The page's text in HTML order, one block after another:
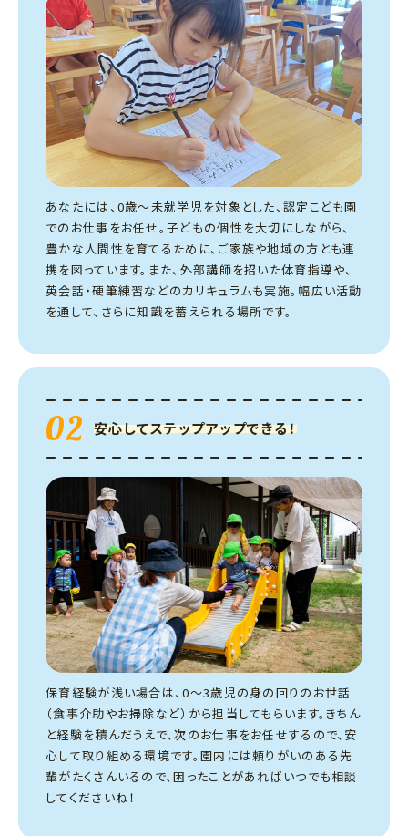
あなたには、0歳〜未就学児を対象とした、認定こども園
でのお仕事をお任せ。子どもの個性を大切にしながら、
豊かな人間性を育てるために、ご家族や地域の方とも連
携を図っています。また、外部講師を招いた体育指導や、
英会話・硬筆練習などのカリキュラムも実施。幅広い活動
を通して、さらに知識を蓄えられる場所です。
02 安心してステップアップできる！
保育経験が浅い場合は、0〜3歳児の身の回りのお世話
（食事介助やお掃除など）から担当してもらいます。きちん
と経験を積んだうえで、次のお仕事をお任せするので、安
心して取り組める環境です。園内には頼りがいのある先
輩がたくさんいるので、困ったことがあればいつでも相談
してくださいね！